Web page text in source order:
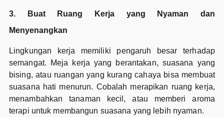
3. Buat Ruang Kerja yang Nyaman dan
Menyenangkan
Lingkungan kerja memiliki pengaruh besar terhadap
semangat. Meja kerja yang berantakan, suasana yang
bising, atau ruangan yang kurang cahaya bisa membuat
suasana hati menurun. Cobalah merapikan ruang kerja,
menambahkan tanaman kecil, atau memberi aroma
terapi untuk membangun suasana yang lebih nyaman.